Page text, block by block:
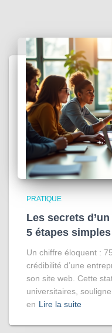
PRATIQUE
Les secrets
5 étapes simples
Un chiffre éloquent :
crédibilité d’une
son site web. Cette
universitaires,
en Lire la suite